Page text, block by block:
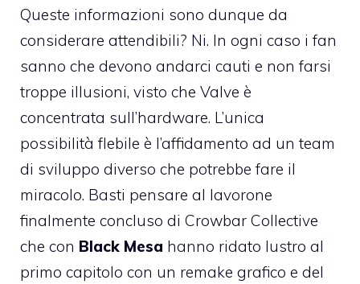
Queste informazioni sono dunque da
considerare attendibili? Ni. In ogni caso i fan
sanno che devono andarci cauti e non farsi
troppe illusioni, visto che Valve è
concentrata sull’hardware. L’unica
possibilità flebile è l’affidamento ad un team
di sviluppo diverso che potrebbe fare il
miracolo. Basti pensare al lavorone
finalmente concluso di Crowbar Collective
che con Black Mesa hanno ridato lustro al
primo capitolo con un remake grafico e del